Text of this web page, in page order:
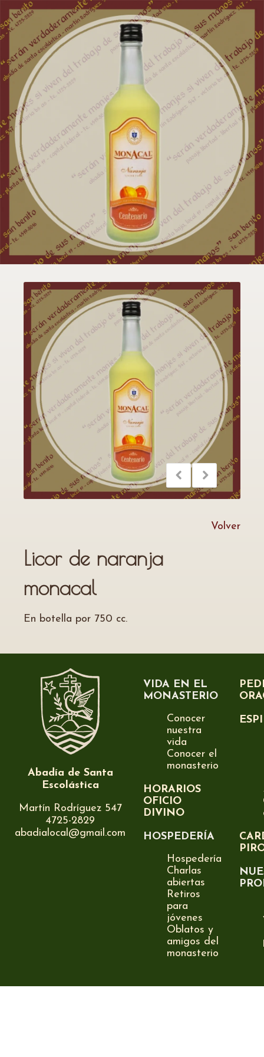
Volver
Licor de naranja
monacal
En botella por 750 cc.
Abadía de Santa
Escolástica
Martín Rodríguez 547
4725-2829
abadialocal@gmail.com
VIDA EN EL
MONASTERIO
Conocer
nuestra
vida
Conocer el
monasterio
HORARIOS
OFICIO
DIVINO
HOSPEDERÍA
Hospedería
Charlas
abiertas
Retiros
para
jóvenes
Oblatos y
amigos del
monasterio